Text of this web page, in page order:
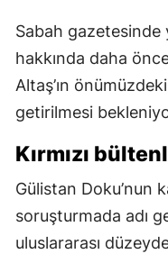
Sabah gazetesinde
hakkında daha önce
Altaş’ın
getirilmesi
Kırmızı
Gülistan Doku’nun
soruşturmada adı
uluslararası